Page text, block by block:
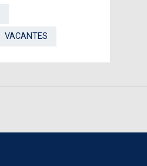
VACANTES